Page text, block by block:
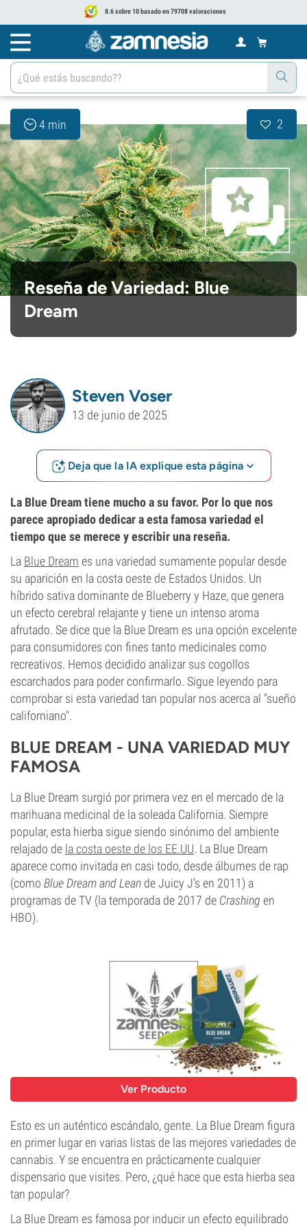
8.6 sobre 10 basado en 79708 valoraciones
4 min 2
Reseña de Variedad: Blue
Dream
Steven Voser
13 de junio de 2025
Deja que la IA explique esta página
La Blue Dream tiene mucho a su favor. Por lo que nos
parece apropiado dedicar a esta famosa variedad el
tiempo que se merece y escribir una reseña.
La Blue Dream es una variedad sumamente popular desde
su aparición en la costa oeste de Estados Unidos. Un
híbrido sativa dominante de Blueberry y Haze, que genera
un efecto cerebral relajante y tiene un intenso aroma
afrutado. Se dice que la Blue Dream es una opción excelente
para consumidores con fines tanto medicinales como
recreativos. Hemos decidido analizar sus cogollos
escarchados para poder confirmarlo. Sigue leyendo para
comprobar si esta variedad tan popular nos acerca al "sueño
californiano".
BLUE DREAM - UNA VARIEDAD MUY
FAMOSA
La Blue Dream surgió por primera vez en el mercado de la
marihuana medicinal de la soleada California. Siempre
popular, esta hierba sigue siendo sinónimo del ambiente
relajado de la costa oeste de los EE.UU. La Blue Dream
aparece como invitada en casi todo, desde álbumes de rap
(como Blue Dream and Lean de Juicy J's en 2011) a
programas de TV (la temporada de 2017 de Crashing en
HBO).
Ver Producto
Esto es un auténtico escándalo, gente. La Blue Dream figura
en primer lugar en varias listas de las mejores variedades de
cannabis. Y se encuentra en prácticamente cualquier
dispensario que visites. Pero, ¿qué hace que esta hierba sea
tan popular?
La Blue Dream es famosa por inducir un efecto equilibrado